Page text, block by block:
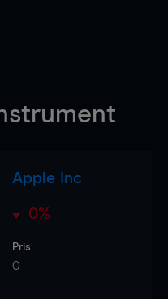
Apple Inc
0%
Pris
0